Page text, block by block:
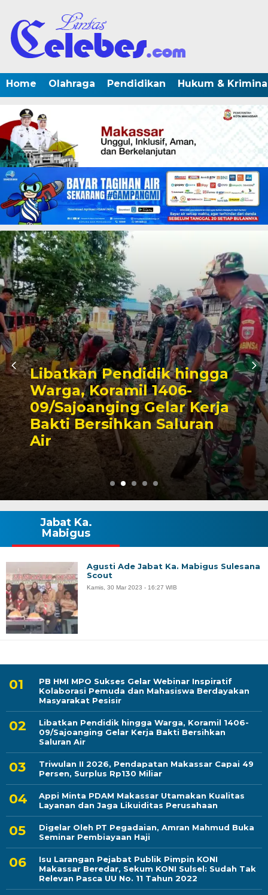
Home Olahraga Pendidikan Hukum &
Pendidik hingga
Koramil 1406-
Sajoanging Gelar Kerja
Bersihkan Saluran
PB HMI MPO Sukses Gelar Webinar Inspiratif
Kolaborasi Pemuda dan Mahasiswa Berdayakan
Masyarakat Pesisir
Libatkan Pendidik hingga Warga, Koramil 1406-
09/Sajoanging Gelar Kerja Bakti Bersihkan
Saluran Air
Triwulan II 2026, Pendapatan Makassar Capai 49
Persen, Surplus Rp130 Miliar
Appi Minta PDAM Makassar Utamakan Kualitas
Layanan dan Jaga Likuiditas Perusahaan
Digelar Oleh PT Pegadaian, Amran Mahmud Buka
Seminar Pembiayaan Haji
Isu Larangan Pejabat Publik Pimpin KONI
Makassar Beredar, Sekum KONI Sulsel: Sudah Tak
Relevan Pasca UU No. 11 Tahun 2022
Jabat Ka.
Mabigus
Agusti Ade Jabat Ka. Mabigus Sulesana
Scout
Kamis, 30 Mar 2023 - 16:27 WIB